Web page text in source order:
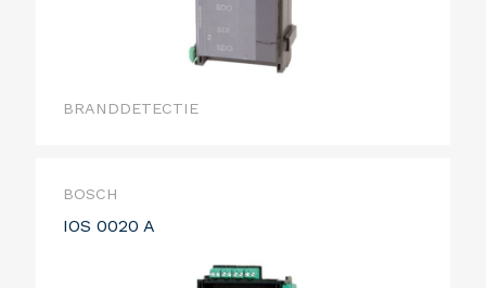
BRANDDETECTIE
BOSCH
IOS 0020 A